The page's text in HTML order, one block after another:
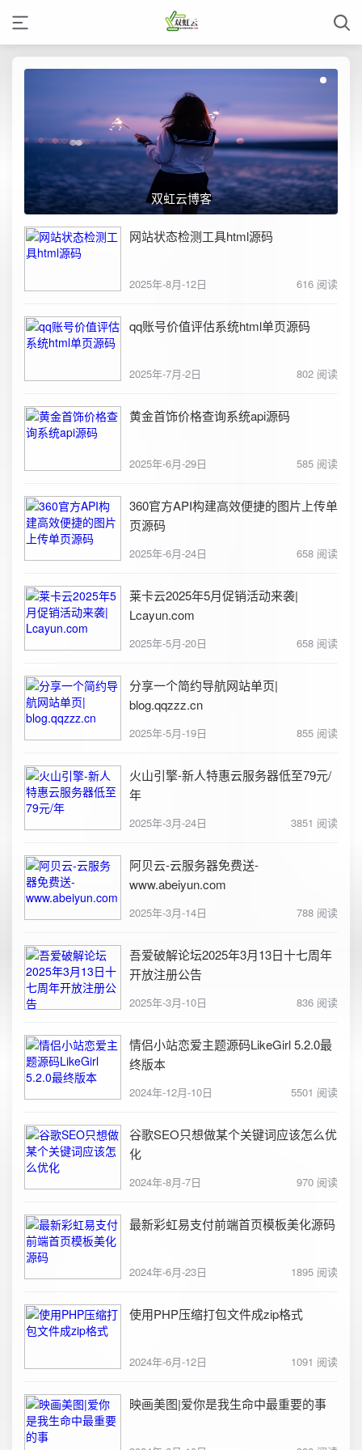
双虹云博客
网站状态检测工具html源码
2025年-8月-12日 616 阅读
qq账号价值评估系统html单页源码
2025年-7月-2日 802 阅读
黄金首饰价格查询系统api源码
2025年-6月-29日 585 阅读
360官方API构建高效便捷的图片上传单
页源码
2025年-6月-24日 658 阅读
莱卡云2025年5月促销活动来袭|
Lcayun.com
2025年-5月-20日 658 阅读
分享一个简约导航网站单页|
blog.qqzzz.cn
2025年-5月-19日 855 阅读
火山引擎-新人特惠云服务器低至79元/
年
2025年-3月-24日 3851 阅读
阿贝云-云服务器免费送-
www.abeiyun.com
2025年-3月-14日 788 阅读
吾爱破解论坛2025年3月13日十七周年
开放注册公告
2025年-3月-10日 836 阅读
情侣小站恋爱主题源码LikeGirl 5.2.0最
终版本
2024年-12月-10日 5501 阅读
谷歌SEO只想做某个关键词应该怎么优
化
2024年-8月-7日 970 阅读
最新彩虹易支付前端首页模板美化源码
2024年-6月-23日 1895 阅读
使用PHP压缩打包文件成zip格式
2024年-6月-12日 1091 阅读
映画美图|爱你是我生命中最重要的事